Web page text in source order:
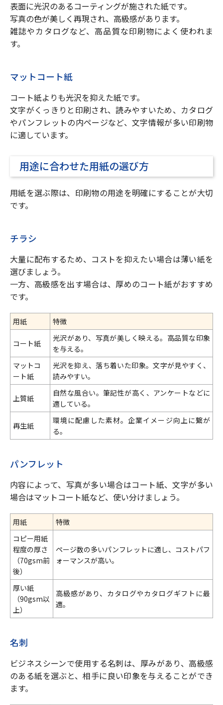
表面に光沢のあるコーティングが施された紙です。
写真の色が美しく再現され、高級感があります。
雑誌やカタログなど、高品質な印刷物によく使われま
す。
マットコート紙
コート紙よりも光沢を抑えた紙です。
文字がくっきりと印刷され、読みやすいため、カタログ
やパンフレットの内ページなど、文字情報が多い印刷物
に適しています。
用途に合わせた用紙の選び方
用紙を選ぶ際は、印刷物の用途を明確にすることが大切
です。
チラシ
大量に配布するため、コストを抑えたい場合は薄い紙を
選びましょう。
一方、高級感を出す場合は、厚めのコート紙がおすすめ
です。
用紙 特徴
コート紙
光沢があり、写真が美しく映える。高品質な印象
を与える。
マットコ
ート紙
光沢を抑え、落ち着いた印象。文字が見やすく、
読みやすい。
上質紙
自然な風合い。筆記性が高く、アンケートなどに
適している。
再生紙
環境に配慮した素材。企業イメージ向上に繋が
る。
パンフレット
内容によって、写真が多い場合はコート紙、文字が多い
場合はマットコート紙など、使い分けましょう。
用紙
特徴
コピー用紙
程度の厚さ
（70gsm前
後）
ページ数の多いパンフレットに適し、コストパフ
ォーマンスが高い。
厚い紙
（90gsm以
上）
高級感があり、カタログやカタログギフトに最
適。
名刺
ビジネスシーンで使用する名刺は、厚みがあり、高級感
のある紙を選ぶと、相手に良い印象を与えることができ
ます。